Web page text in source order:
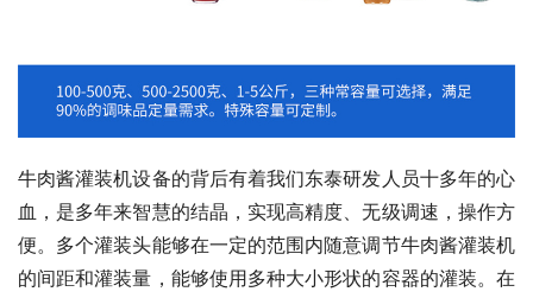
牛肉酱灌装机设备的背后有着我们东泰研发人员十多年的心
血，是多年来智慧的结晶，实现高精度、无级调速，操作方
便。多个灌装头能够在一定的范围内随意调节牛肉酱灌装机
的间距和灌装量，能够使用多种大小形状的容器的灌装。在